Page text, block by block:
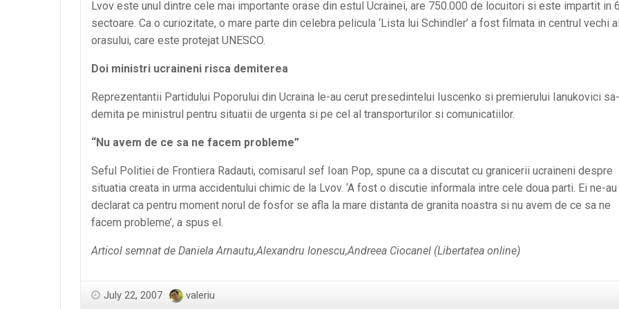
Lvov este unul dintre cele mai importante orase din estul Ucrainei, are 750.000 de locuitori si este impartit in 6
sectoare. Ca o curiozitate, o mare parte din celebra pelicula ‘Lista lui Schindler’ a fost filmata in centrul vechi al
orasului, care este protejat UNESCO.
Doi ministri ucraineni risca demiterea
Reprezentantii Partidului Poporului din Ucraina le-au cerut presedintelui Iuscenko si premierului Ianukovici
demita pe ministrul pentru situatii de urgenta si pe cel al transporturilor si comunicatiilor.
“Nu avem de ce sa ne facem probleme”
Seful Politiei de Frontiera Radauti, comisarul sef Ioan Pop, spune ca a discutat cu granicerii ucraineni despre
situatia creata in urma accidentului chimic de la Lvov. ‘A fost o discutie informala intre cele doua parti. Ei ne-au
declarat ca pentru moment norul de fosfor se afla la mare distanta de granita noastra si nu avem de ce sa ne
facem probleme’, a spus el.
Articol semnat de Daniela Arnautu,Alexandru Ionescu,Andreea Ciocanel (Libertatea online)
July 22, 2007 valeriu